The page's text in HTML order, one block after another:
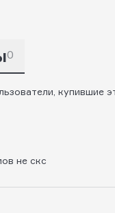
0
купившие
не скс